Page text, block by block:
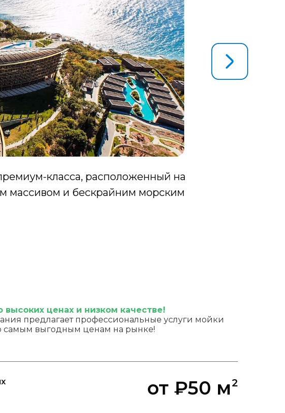
класса, расположенный на
и бескрайним морским
от ₽50 м2
высоких ценах и низком качестве!
предлагает профессиональные услуги мойки
самым выгодным ценам на рынке!